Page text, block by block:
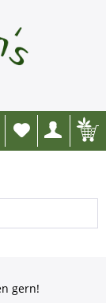
Wunschliste
gern!